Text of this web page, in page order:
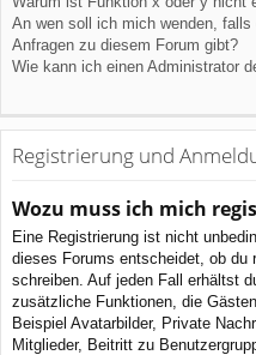
An wen soll ich mich wenden,
Anfragen zu diesem Forum gibt?
Wie kann ich einen Administrator
Registrierung und
Wozu muss ich mich
Eine Registrierung ist nicht
dieses Forums entscheidet, ob
schreiben. Auf jeden Fall erhältst
zusätzliche Funktionen, die
Beispiel Avatarbilder, Private
Mitglieder, Beitritt zu